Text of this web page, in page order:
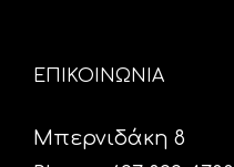
ΕΠΙΚΟΙΝΩΝΙΑ
Μπερνιδάκη 8